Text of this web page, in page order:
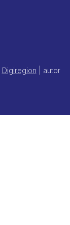
Digiregion | autor